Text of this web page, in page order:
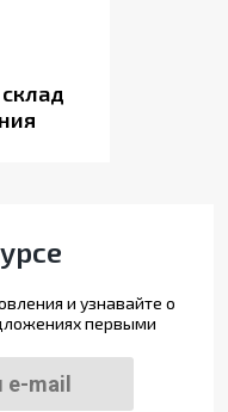
и узнавайте о
первыми